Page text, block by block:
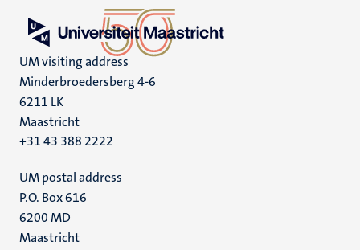
UM visiting address
Minderbroedersberg 4-6
6211 LK
Maastricht
+31 43 388 2222
UM postal address
P.O. Box 616
6200 MD
Maastricht